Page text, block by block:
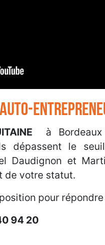
à
dépassent le
Daudignon et
de votre statut.
pour
94 20